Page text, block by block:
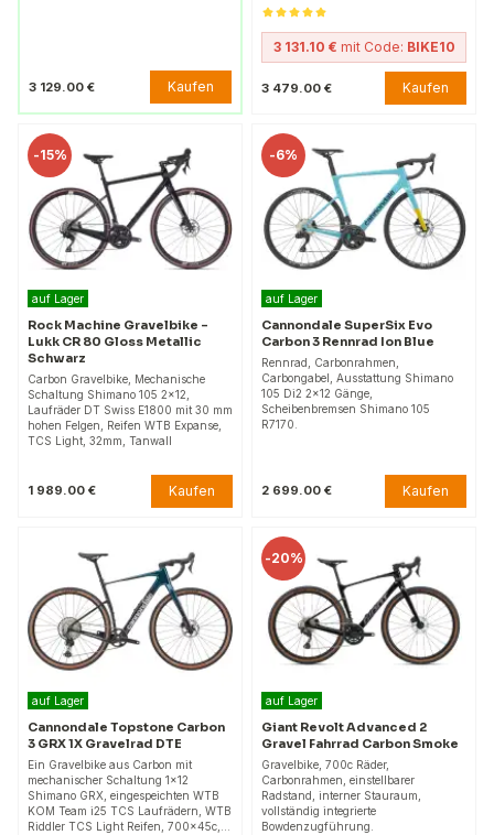
3 129.00 € Kaufen
3 131.10 € mit Code: BIKE10
3 479.00 € Kaufen
-15%
auf Lager
Rock Machine Gravelbike –
Lukk CR 80 Gloss Metallic
Schwarz
Carbon Gravelbike, Mechanische
Schaltung Shimano 105 2×12,
Laufräder DT Swiss E1800 mit 30 mm
hohen Felgen, Reifen WTB Expanse,
TCS Light, 32mm, Tanwall
1 989.00 € Kaufen
-6%
auf Lager
Cannondale SuperSix Evo
Carbon 3 Rennrad Ion Blue
Rennrad, Carbonrahmen,
Carbongabel, Ausstattung Shimano
105 Di2 2x12 Gänge,
Scheibenbremsen Shimano 105
R7170.
2 699.00 € Kaufen
auf Lager
Cannondale Topstone Carbon
3 GRX 1X Gravelrad DTE
Ein Gravelbike aus Carbon mit
mechanischer Schaltung 1x12
Shimano GRX, eingespeichten WTB
KOM Team i25 TCS Laufrädern, WTB
Riddler TCS Light Reifen, 700x45c,…
-20%
auf Lager
Giant Revolt Advanced 2
Gravel Fahrrad Carbon Smoke
Gravelbike, 700c Räder,
Carbonrahmen, einstellbarer
Radstand, interner Stauraum,
vollständig integrierte
Bowdenzugführung.